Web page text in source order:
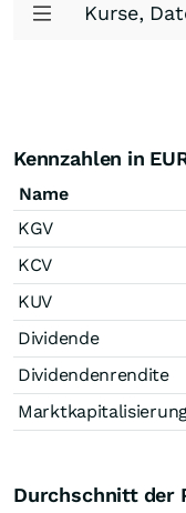
Kurse,
Kennzahlen in
Name
KGV
KCV
KUV
Dividende
Dividendenrendite
Durchschnitt der